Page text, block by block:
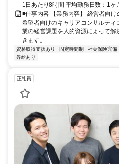
1日あたり8時間 平均勤務日数：1ヶ
■仕事内容 【業務内容】 経営者向
希望者向けのキャリアコンサルテ
業の経営課題を人的資源によって
きます。 ...
資格取得支援あり 固定時間制 社会保険完備
昇給あり
正社員